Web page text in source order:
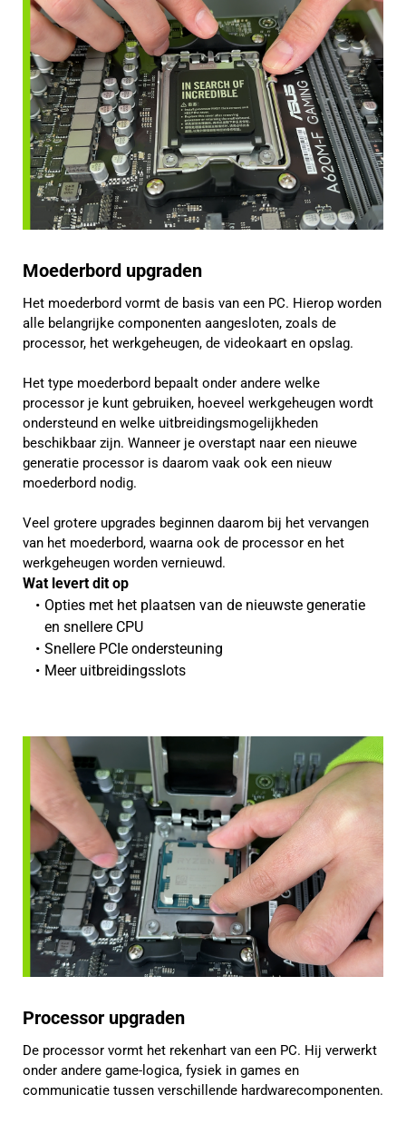
Moederbord upgraden
Het moederbord vormt de basis van een PC. Hierop worden
alle belangrijke componenten aangesloten, zoals de
processor, het werkgeheugen, de videokaart en opslag.
Het type moederbord bepaalt onder andere welke
processor je kunt gebruiken, hoeveel werkgeheugen wordt
ondersteund en welke uitbreidingsmogelijkheden
beschikbaar zijn. Wanneer je overstapt naar een nieuwe
generatie processor is daarom vaak ook een nieuw
moederbord nodig.
Veel grotere upgrades beginnen daarom bij het vervangen
van het moederbord, waarna ook de processor en het
werkgeheugen worden vernieuwd.
Wat levert dit op
Opties met het plaatsen van de nieuwste generatie
en snellere CPU
Snellere PCIe ondersteuning
Meer uitbreidingsslots
Processor upgraden
De processor vormt het rekenhart van een PC. Hij verwerkt
onder andere game-logica, fysiek in games en
communicatie tussen verschillende hardwarecomponenten.